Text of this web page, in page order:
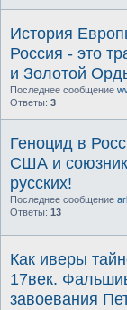
История
Россия - это
и Золотой
Последнее сообщение
Ответы: 3
Геноцид в
США и
русских!
Последнее сообщение
Ответы: 13
Как иверы
17век.
завоевания